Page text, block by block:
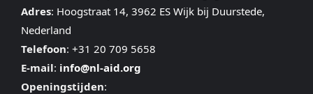
Adres: Hoogstraat 14, 3962 ES Wijk bij Duurstede,
Nederland
Telefoon: +31 20 709 5658
E-mail: info@nl-aid.org
Openingstijden: